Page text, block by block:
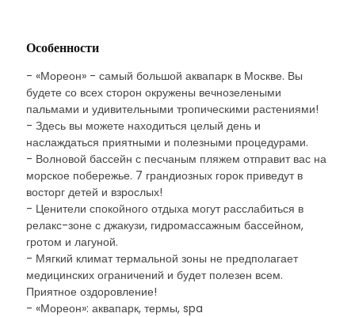
Особенности
- «Мореон» - самый большой аквапарк в Москве. Вы
будете со всех сторон окружены вечнозелеными
пальмами и удивительными тропическими растениями!
- Здесь вы можете находиться целый день и
наслаждаться приятными и полезными процедурами.
- Волновой бассейн с песчаным пляжем отправит вас на
морское побережье. 7 грандиозных горок приведут в
восторг детей и взрослых!
- Ценители спокойного отдыха могут расслабиться в
релакс-зоне с джакузи, гидромассажным бассейном,
гротом и лагуной.
- Мягкий климат термальной зоны не предполагает
медицинских ограничений и будет полезен всем.
Приятное оздоровление!
- «Мореон»: аквапарк, термы, spa